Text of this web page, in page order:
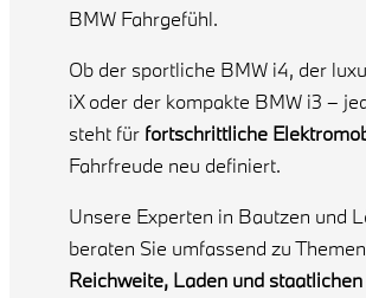
BMW Fahrgefühl.
Ob der sportliche BMW i4, der
iX oder der kompakte BMW i3 –
steht für fortschrittliche
Fahrfreude neu definiert.
Unsere Experten in Bautzen und
beraten Sie umfassend zu
Reichweite, Laden und staatlichen